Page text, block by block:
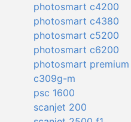
photosmart c4200
photosmart c4380
photosmart c5200
photosmart c6200
photosmart premium
c309g-m
psc 1600
scanjet 200